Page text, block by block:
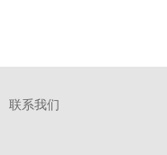
联系我们